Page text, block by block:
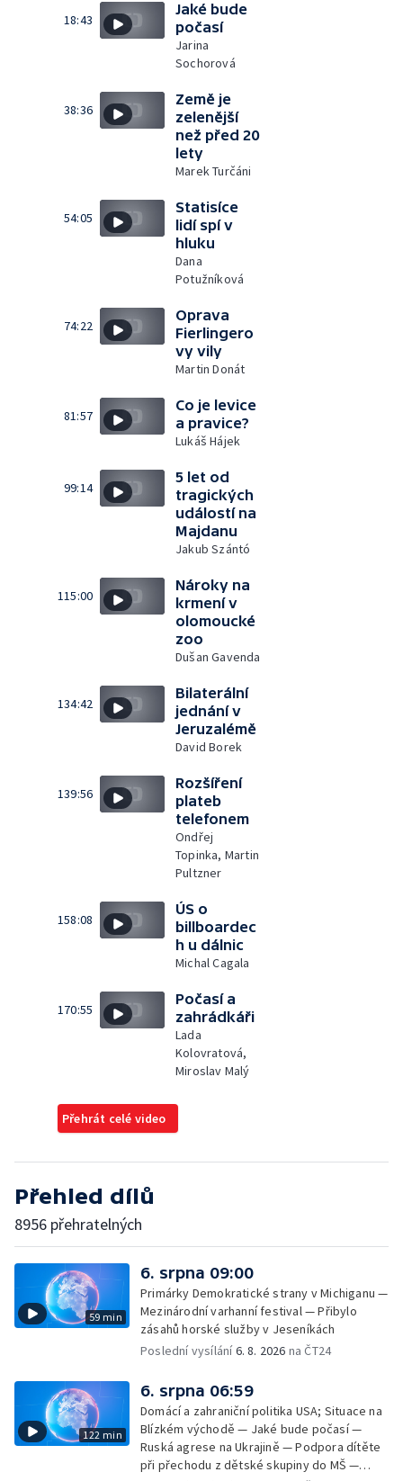
18:43
Jaké bude
počasí
Jarina
Sochorová
38:36
Země je
zelenější
než před 20
lety
Marek Turčáni
54:05
Statisíce
lidí spí v
hluku
Dana
Potužníková
74:22
Oprava
Fierlingero
vy vily
Martin Donát
81:57
Co je levice
a pravice?
Lukáš Hájek
99:14
5 let od
tragických
událostí na
Majdanu
Jakub Szántó
115:00
Nároky na
krmení v
olomoucké
zoo
Dušan Gavenda
134:42
Bilaterální
jednání v
Jeruzalémě
David Borek
139:56
Rozšíření
plateb
telefonem
Ondřej
Topinka, Martin
Pultzner
158:08
ÚS o
billboardec
h u dálnic
Michal Cagala
170:55
Počasí a
zahrádkáři
Lada
Kolovratová,
Miroslav Malý
Přehrát celé video
Přehled dílů
8956 přehratelných
59 min
6. srpna 09:00
Primárky Demokratické strany v Michiganu —
Mezinárodní varhanní festival — Přibylo
zásahů horské služby v Jeseníkách
Poslední vysílání6. 8. 2026 na ČT24
122 min
6. srpna 06:59
Domácí a zahraniční politika USA; Situace na
Blízkém východě — Jaké bude počasí —
Ruská agrese na Ukrajině — Podpora dítěte
při přechodu z dětské skupiny do MŠ —